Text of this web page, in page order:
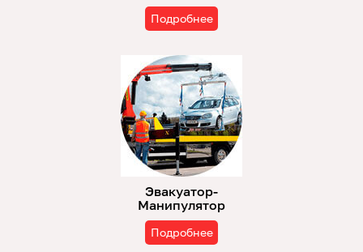
Подробнее
Эвакуатор-
Манипулятор
Подробнее